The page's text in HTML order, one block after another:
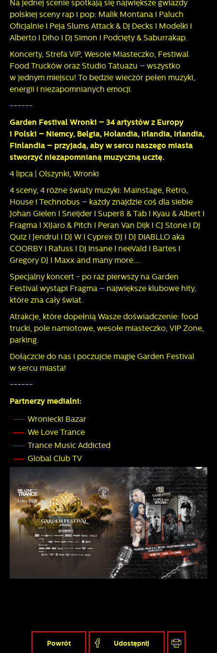
Na jednej scenie spotkają się największe gwiazdy
polskiej sceny rap i pop: Malik Montana I Paluch
Oficjalnie I Peja Slums Attack & Dj Decks I Modelki I
Alberto I Diho I Dj Simon I Podcięty & Saburrakap.
Koncerty, Strefa VIP, Wesołe Miasteczko, Festiwal
Food Trucków oraz Studio Tatuażu – wszystko
w jednym miejscu! To będzie wieczór pełen muzyki,
energii i niezapomnianych emocji.
------
Garden Festival Wronki – 34 artystów z Europy
i Polski – Niemcy, Belgia, Holandia, Irlandia, Irlandia,
Finlandia – przyjadą, aby w sercu naszego miasta
stworzyć niezapomnianą muzyczną ucztę.
4 lipca | Olszynki, Wronki
4 sceny, 4 różne światy muzyki: Mainstage, Retro,
House i Technobus – każdy znajdzie coś dla siebie
Johan Gielen I Sneijder I Super8 & Tab I Kyau & Albert I
Fragma I XiJaro & Pitch I Peran Van Dijk I CJ Stone I Dj
Quiz I Jendrul I DJ W I Cyprex DJ I DJ DIABLLO aka
COORBY I Rafuss I Dj Insane I neeVald I Bartes I
Gregory DJ I Maxx and many more....
Specjalny koncert - po raz pierwszy na Garden
Festival wystąpi Fragma – największe klubowe hity,
które zna cały świat.
Atrakcje, które dopełnią Wasze doświadczenie: food
trucki, pole namiotowe, wesołe miasteczko, VIP Zone,
parking.
Dołączcie do nas i poczujcie magię Garden Festival
w sercu miasta!
------
Partnerzy medialni:
Wroniecki Bazar
We Love Trance
Trance Music Addicted
Global Club TV
Powrót Udostępnij
przeglądanej witryny internetowej. Treści promocyjne mogą
pojawić się na stronach podmiotów trzecich lub firm
będących naszymi partnerami oraz innych dostawców usług.
Firmy te działają w charakterze pośredników prezentujących
mediów społecznościowych.